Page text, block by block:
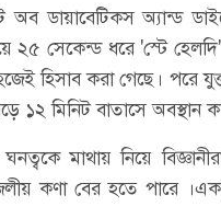
অব ডায়াবেটিকস
২৫ সেকেন্ড ধরে 'স্টে
হিসাব করা গেছে। পরে
১২ মিনিট বাতাসে অবস্থান
মাথায় নিয়ে
কণা বের হতে পারে